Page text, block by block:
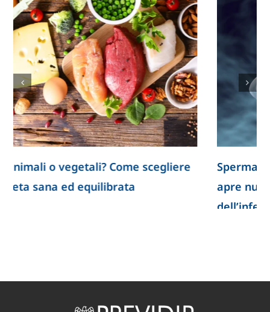
Spermatozoi creati in laboratorio: la ricerca
apre nuove prospettive per lo studio